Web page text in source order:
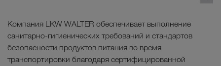
Компания LKW WALTER обеспечивает выполнение
санитарно-гигиенических требований и стандартов
безопасности продуктов питания во время
транспортировки благодаря сертифицированной